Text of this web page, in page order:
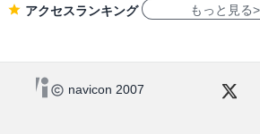
アクセスランキング もっと見る
navicon 2007